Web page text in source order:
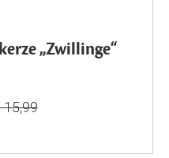
„Zwillinge“
15,99